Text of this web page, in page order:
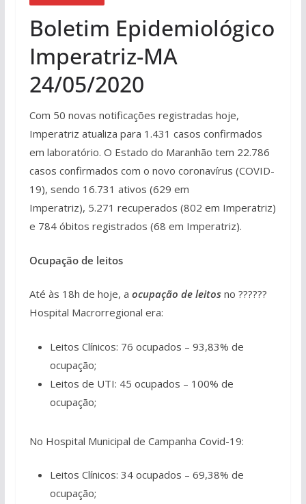
Boletim Epidemiológico
Imperatriz-MA
24/05/2020
Com 50 novas notificações registradas hoje,
Imperatriz atualiza para 1.431 casos confirmados
em laboratório. O Estado do Maranhão tem 22.786
casos confirmados com o novo coronavírus (COVID-
19), sendo 16.731 ativos (629 em
Imperatriz), 5.271 recuperados (802 em Imperatriz)
e 784 óbitos registrados (68 em Imperatriz).
Ocupação de leitos
Até às 18h de hoje, a ocupação de leitosno ??????
Hospital Macrorregional era:
Leitos Clínicos: 76 ocupados – 93,83% de
ocupação;
Leitos de UTI: 45 ocupados – 100% de
ocupação;
No Hospital Municipal de Campanha Covid-19:
Leitos Clínicos: 34 ocupados – 69,38% de
ocupação;